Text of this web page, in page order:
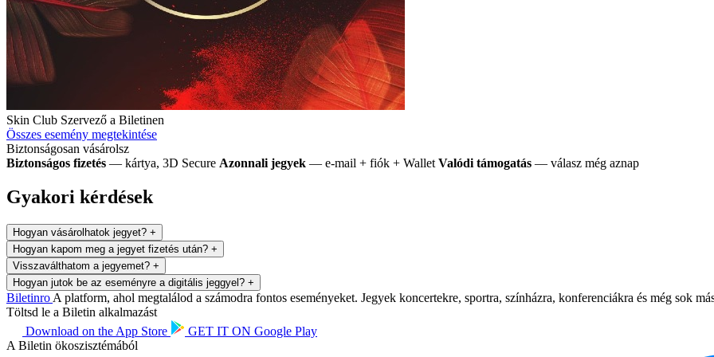
Skin Club Szervező a Biletinen
Összes esemény megtekintése
Biztonságosan vásárolsz
Biztonságos fizetés — kártya, 3D Secure Azonnali jegyek — e-mail + fiók + Wallet Valódi támogatás — válasz még aznap
Gyakori kérdések
Hogyan vásárolhatok jegyet? +
Hogyan kapom meg a jegyet fizetés után? +
Visszaválthatom a jegyemet? +
Hogyan jutok be az eseményre a digitális jeggyel? +
Biletinro A platform, ahol megtalálod a számodra fontos eseményeket. Jegyek koncertekre, sportra, színházra, konferenciákra és még sok
Töltsd le a Biletin alkalmazást
Download on the App Store GET IT ON Google Play
A Biletin ökoszisztémából